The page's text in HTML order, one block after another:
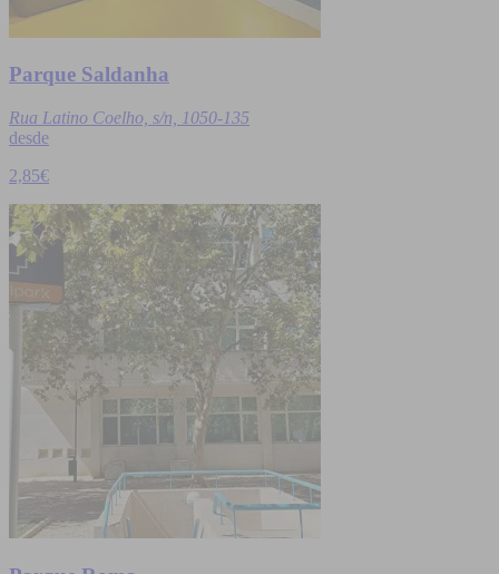
Parque Saldanha
Rua Latino Coelho, s/n, 1050-135
desde
2,85€